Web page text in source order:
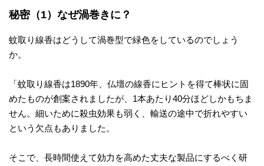
秘密（1）なぜ渦巻きに？
蚊取り線香はどうして渦巻型で緑色をしているのでしょう
か。
「蚊取り線香は1890年、仏壇の線香にヒントを得て棒状に固
めたものが創案されましたが、1本あたり40分ほどしかもちま
せん。細いために殺虫効果も弱く、輸送の途中で折れやすい
という欠点もありました。
そこで、長時間使えて効力を高めた丈夫な製品にするべく研